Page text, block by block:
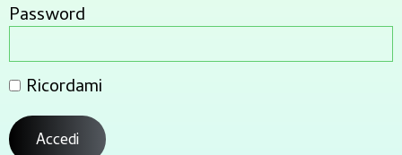
Password
Ricordami
Accedi